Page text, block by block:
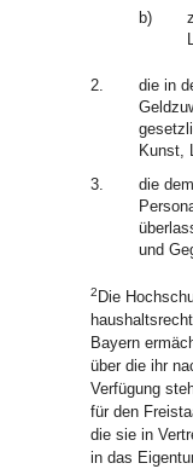
b)
2.
die in
Kunst,
3.
die
und
2 Die
Bayern
über die ihr
Verfügung
für den
die sie in
in das